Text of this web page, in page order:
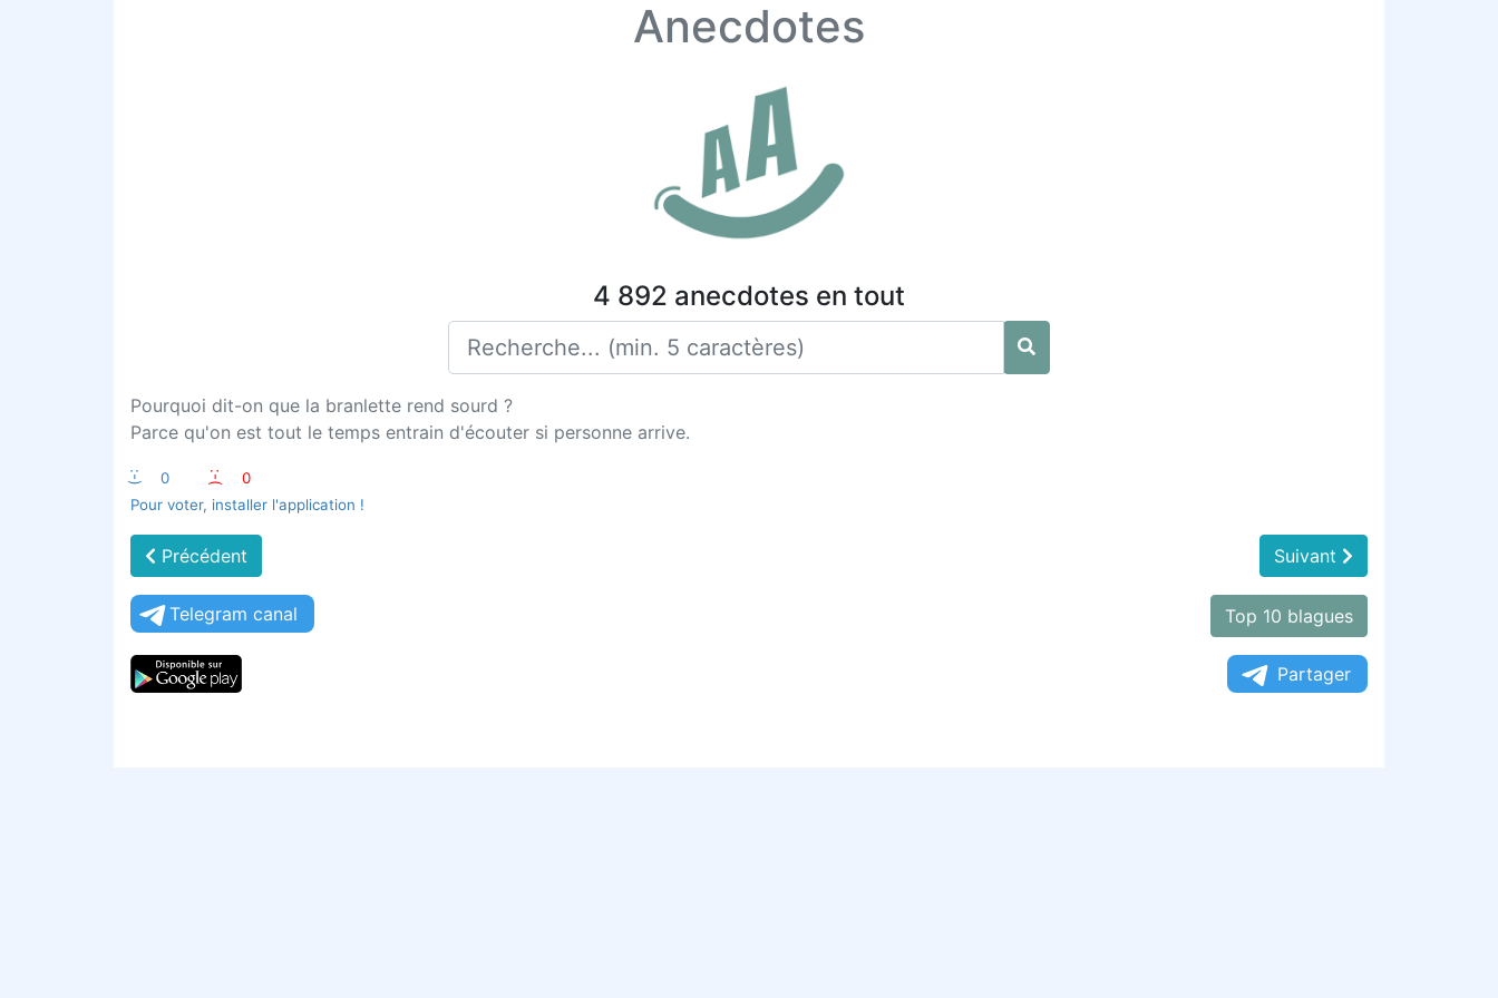
Anecdotes
4 892 anecdotes en tout
Pourquoi dit-on que la branlette rend sourd ?
Parce qu'on est tout le temps entrain d'écouter si personne arrive.
:-) 0 :-(
0
Pour voter, installer l'application !
Précédent Suivant
Telegram canal Top 10 blagues
Partager